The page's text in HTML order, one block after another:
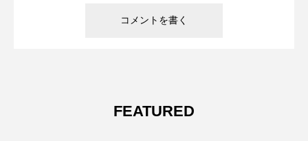
FEATURED